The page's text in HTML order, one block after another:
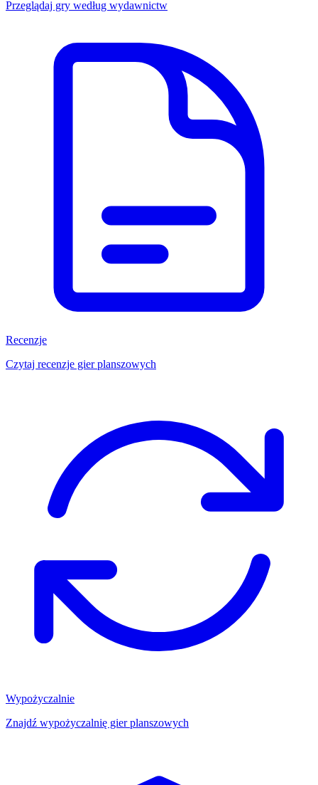
Przeglądaj gry według wydawnictw
Recenzje
Czytaj recenzje gier planszowych
Wypożyczalnie
Znajdź wypożyczalnię gier planszowych